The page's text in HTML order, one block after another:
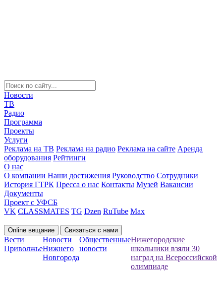
Новости
ТВ
Радио
Программа
Проекты
Услуги
Реклама на ТВ Реклама на радио Реклама на сайте Аренда
оборудования Рейтинги
О нас
О компании Наши достижения Руководство Сотрудники
История ГТРК Пресса о нас Контакты Музей Вакансии
Документы
Проект с УФСБ
VK CLASSMATES TG Dzen RuTube Max
Online вещание Связаться с нами
Вести
Приволжье
Новости
Нижнего
Новгорода
Общественные
новости
Нижегородские
школьники взяли 30
наград на Всероссийской
олимпиаде